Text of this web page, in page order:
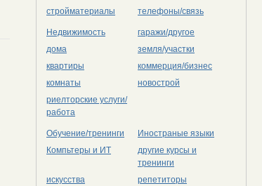
стройматериалы
телефоны/связь
Недвижимость
гаражи/другое
дома
земля/участки
квартиры
коммерция/бизнес
комнаты
новострой
риелторские услуги/
работа
Обучение/тренинги
Иностраные языки
Компьтеры и ИТ
другие курсы и
тренинги
искусства
репетиторы